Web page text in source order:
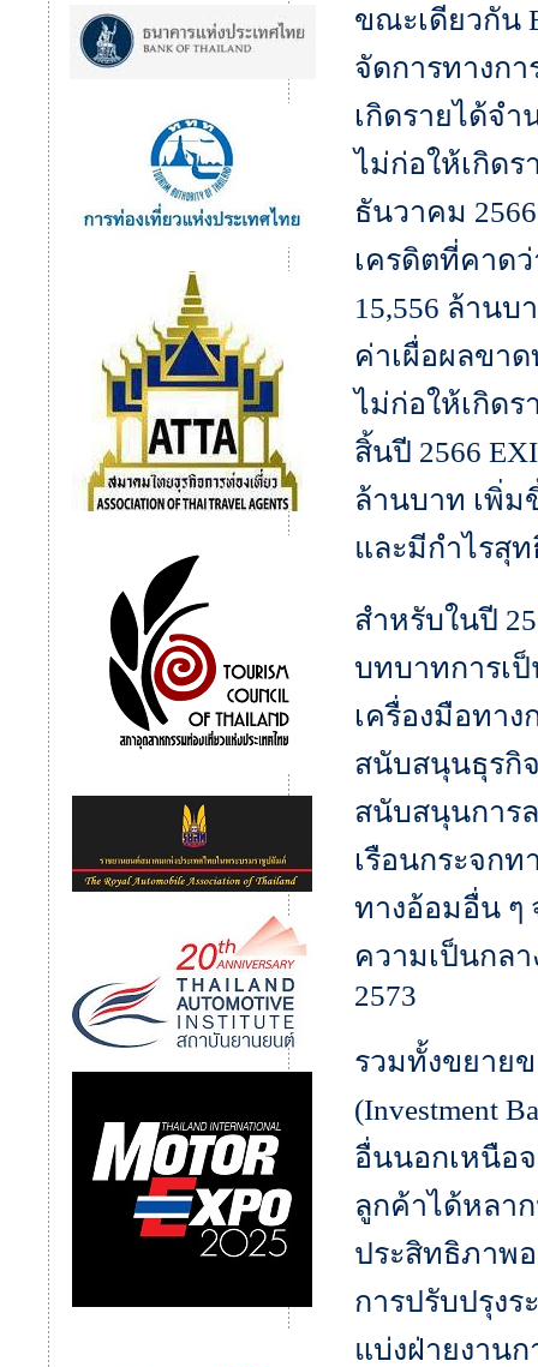
ขณะเดียวกัน
จัดการทางก
เกิดรายได้จ
ไม่ก่อให้เกิดร
ธันวาคม
เครดิตที่คาดว่
15,556 ล้าน
ค่าเผื่อผลขา
ไม่ก่อให้เกิดร
สิ้นปี 2566
ล้านบาท เพิ่ม
และมีกำไรสุ
สำหรับในปี
บทบาทการเป็
เครื่องมือทาง
สนับสนุนธุรกิ
สนับสนุนการ
เรือนกระจกท
ทางอ้อมอื่น ๆ
ความเป็นกลา
2573
รวมทั้งขยาย
(Investment
อื่นนอกเหนือ
ลูกค้าได้หลา
ประสิทธิภาพ
การปรับปรุงร
แบ่งฝ่ายงาน